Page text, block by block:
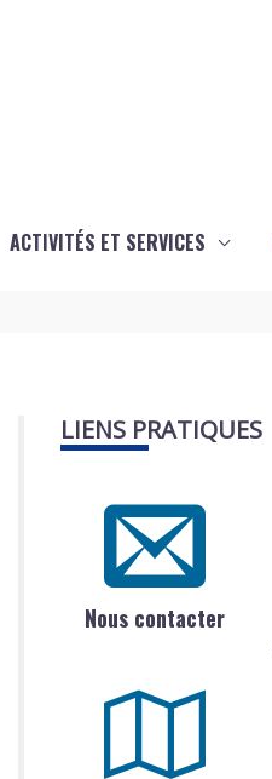
ACTIVITÉS ET SERVICES
LIENS PRATIQUES
Nous contacter